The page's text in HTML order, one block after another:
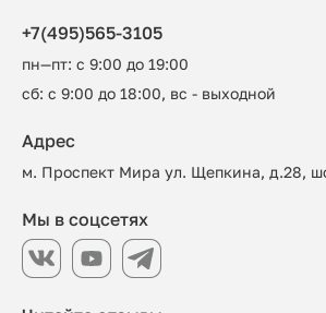
+7(495)565-3105
пн—пт: с 9:00 до 19:00
сб: с 9:00 до 18:00, вс - выходной
Адрес
м. Проспект Мира ул. Щепкина, д.28,
Мы в соцсетях